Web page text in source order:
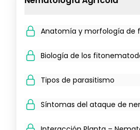
Anatomía y morfología de
Biología de los
Tipos de parasitismo
Síntomas del ataque de